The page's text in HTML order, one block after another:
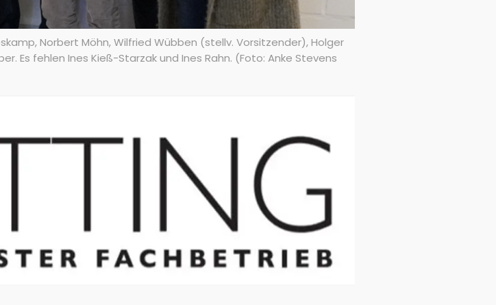
Norbert Möhn, Wilfried Wübben (stellv. Vorsitzender), Holger
Es fehlen Ines Kieß-Starzak und Ines Rahn. (Foto: Anke Stevens